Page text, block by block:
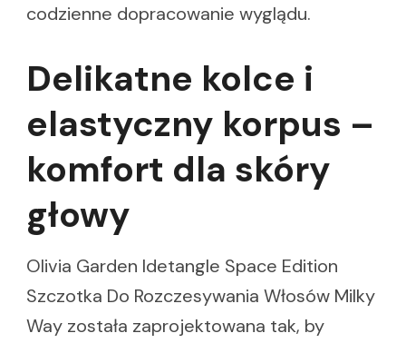
codzienne dopracowanie wyglądu.
Delikatne kolce i
elastyczny korpus –
komfort dla skóry
głowy
Olivia Garden Idetangle Space Edition
Szczotka Do Rozczesywania Włosów Milky
Way została zaprojektowana tak, by